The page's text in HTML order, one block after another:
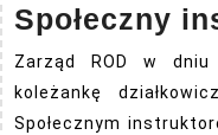
Społeczny
Zarząd ROD w dniu
koleżankę
Społecznym